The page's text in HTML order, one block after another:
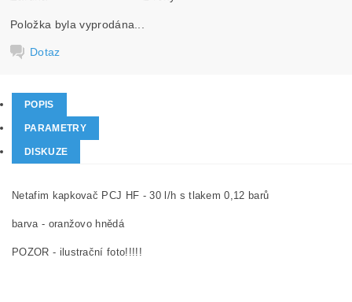
Položka byla vyprodána...
Dotaz
POPIS
PARAMETRY
DISKUZE
Netafim kapkovač PCJ HF - 30 l/h s tlakem 0,12 barů
barva - oranžovo hnědá
POZOR - ilustrační foto!!!!!